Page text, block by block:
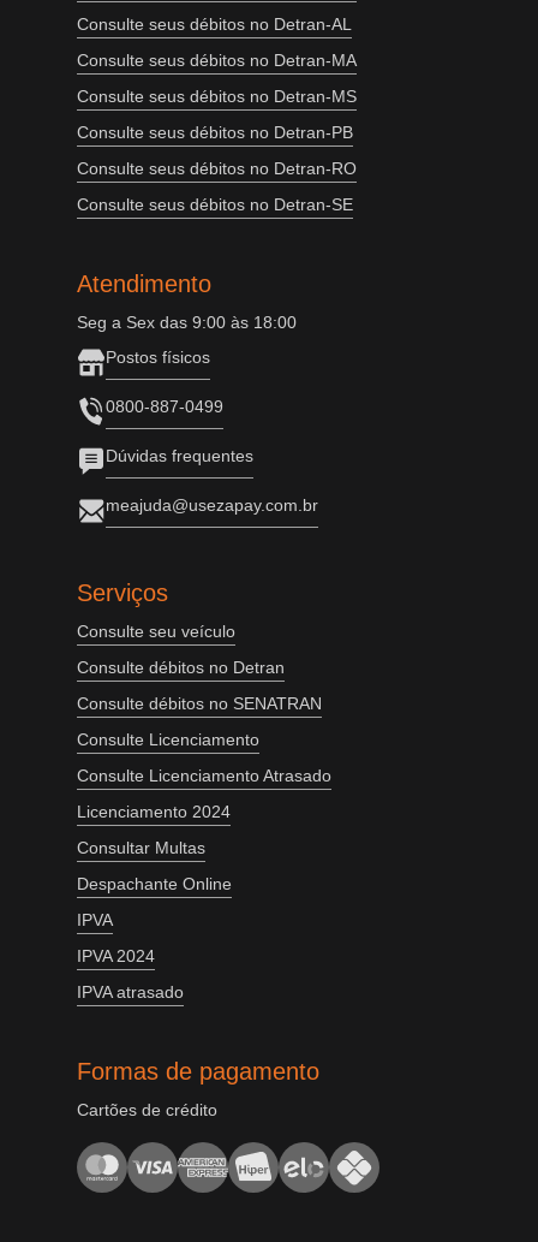
Consulte seus débitos no Detran-AL
Consulte seus débitos no Detran-MA
Consulte seus débitos no Detran-MS
Consulte seus débitos no Detran-PB
Consulte seus débitos no Detran-RO
Consulte seus débitos no Detran-SE
Atendimento
Seg a Sex das 9:00 às 18:00
Postos físicos
0800-887-0499
Dúvidas frequentes
meajuda@usezapay.com.br
Serviços
Consulte seu veículo
Consulte débitos no Detran
Consulte débitos no SENATRAN
Consulte Licenciamento
Consulte Licenciamento Atrasado
Licenciamento 2024
Consultar Multas
Despachante Online
IPVA
IPVA 2024
IPVA atrasado
Formas de pagamento
Cartões de crédito